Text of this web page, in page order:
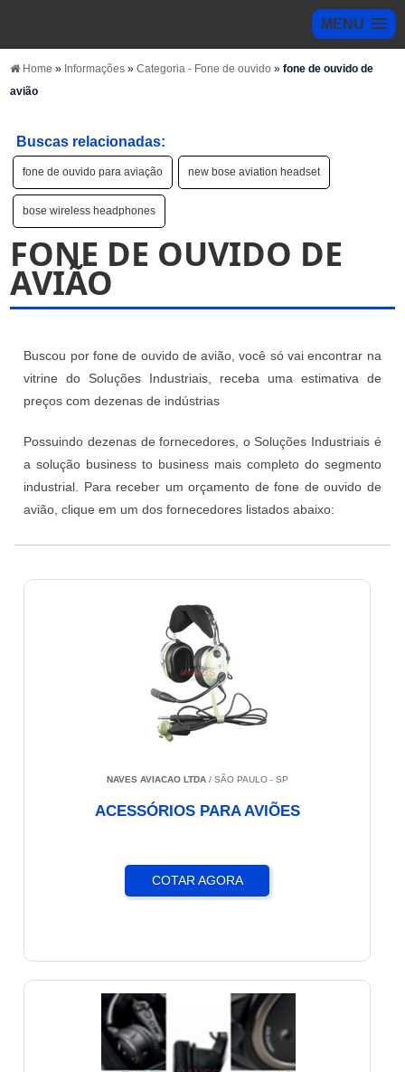
MENU
Home » Informações»Categoria - Fone de ouvido»fone de ouvido de
avião
Buscas relacionadas:
fone de ouvido para aviação new bose aviation headset
bose wireless headphones
FONE DE OUVIDO DE
AVIÃO
Buscou por fone de ouvido de avião, você só vai encontrar na
vitrine do Soluções Industriais, receba uma estimativa de
preços com dezenas de indústrias
Possuindo dezenas de fornecedores, o Soluções Industriais é
a solução business to business mais completo do segmento
industrial. Para receber um orçamento de fone de ouvido de
avião, clique em um dos fornecedores listados abaixo:
NAVES AVIACAO LTDA/ SÃO PAULO - SP
ACESSÓRIOS PARA AVIÕES
COTAR AGORA